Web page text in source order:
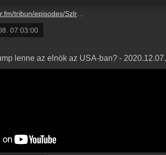
mexiki-zseni-s-a-jv-j-bajnoka-ep53rt#5231ab631749edeb416829a82fc6cf43
07:03:00
lenne az elnök az USA-ban? - 2020.12.07.